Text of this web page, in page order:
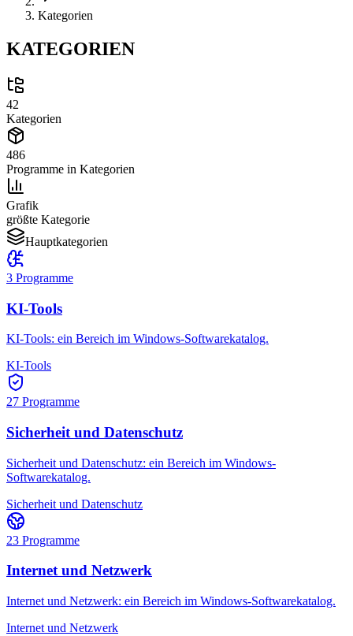
Kategorien
KATEGORIEN
42
Kategorien
486
Programme in Kategorien
Grafik
größte Kategorie
Hauptkategorien
3 Programme
KI-Tools
KI-Tools: ein Bereich im Windows-Softwarekatalog.
KI-Tools
27 Programme
Sicherheit und Datenschutz
Sicherheit und Datenschutz: ein Bereich im Windows-
Softwarekatalog.
Sicherheit und Datenschutz
23 Programme
Internet und Netzwerk
Internet und Netzwerk: ein Bereich im Windows-Softwarekatalog.
Internet und Netzwerk